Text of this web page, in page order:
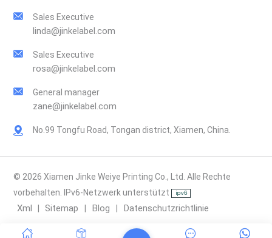
Sales Executive
linda@jinkelabel.com
Sales Executive
rosa@jinkelabel.com
General manager
zane@jinkelabel.com
No.99 Tongfu Road, Tongan district, Xiamen, China.
© 2026 Xiamen Jinke Weiye Printing Co., Ltd. Alle Rechte
vorbehalten. IPv6-Netzwerk unterstützt
Xml Sitemap Blog Datenschutzrichtlinie